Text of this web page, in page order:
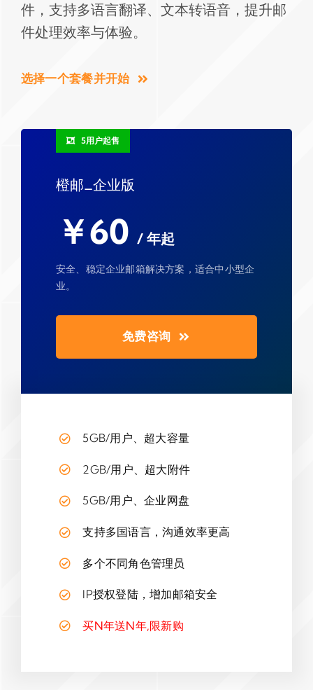
件，支持多语言翻译、文本转语音，提升邮
件处理效率与体验。
选择一个套餐并开始
5用户起售
橙邮_企业版
￥60 / 年起
安全、稳定企业邮箱解决方案，适合中小型企
业。
免费咨询
5GB/用户、超大容量
2GB/用户、超大附件
5GB/用户、企业网盘
支持多国语言，沟通效率更高
多个不同角色管理员
IP授权登陆，增加邮箱安全
买N年送N年,限新购